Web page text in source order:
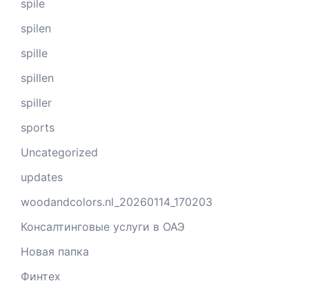
spile
spilen
spille
spillen
spiller
sports
Uncategorized
updates
woodandcolors.nl_20260114_170203
Консалтинговые услуги в ОАЭ
Новая папка
Финтех